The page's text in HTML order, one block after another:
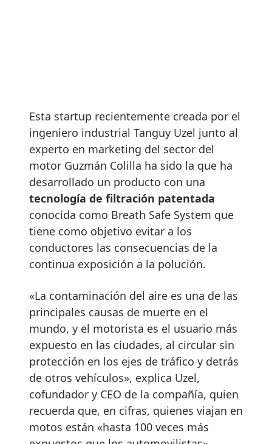
Esta startup recientemente creada por el
ingeniero industrial Tanguy Uzel junto al
experto en marketing del sector del
motor Guzmán Colilla ha sido la que ha
desarrollado un producto con una
tecnología de filtración patentada
conocida como Breath Safe System que
tiene como objetivo evitar a los
conductores las consecuencias de la
continua exposición a la polución.
«La contaminación del aire es una de las
principales causas de muerte en el
mundo, y el motorista es el usuario más
expuesto en las ciudades, al circular sin
protección en los ejes de tráfico y detrás
de otros vehículos», explica Uzel,
cofundador y CEO de la compañía, quien
recuerda que, en cifras, quienes viajan en
motos están «hasta 100 veces más